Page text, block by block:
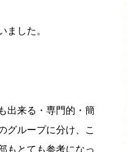
ました。
出来る・専門的・簡
グループに分け、こ
もとても参考になっ